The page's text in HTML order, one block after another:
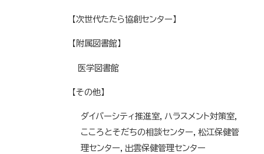
【次世代たたら協創センター】
【附属図書館】
医学図書館
【その他】
ダイバーシティ推進室，ハラスメント対策室，
こころとそだちの相談センター，松江保健管
理センター，出雲保健管理センター